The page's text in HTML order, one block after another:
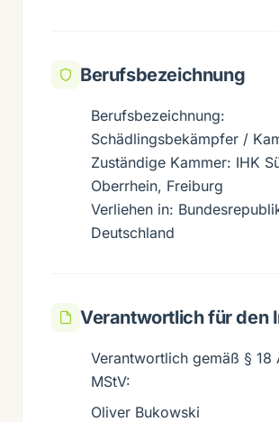
Berufsbezeichnung
Berufsbezeichnung:
Schädlingsbekämpfer /
Zuständige Kammer: IHK
Oberrhein, Freiburg
Verliehen in:
Deutschland
Verantwortlich für den
Verantwortlich gemäß § 18
MStV:
Oliver Bukowski